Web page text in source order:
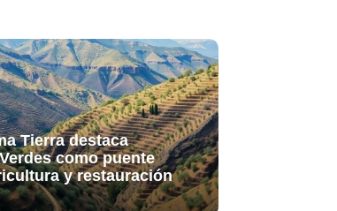
Tierra destaca
como puente
y restauración